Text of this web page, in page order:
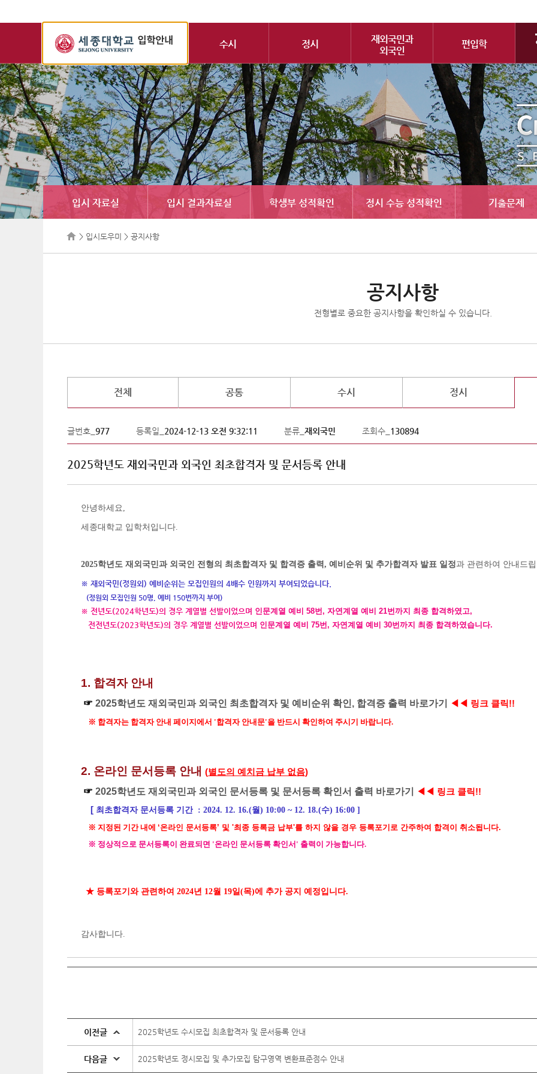
학
교
입
학
정
보
수시 정시
재외국민과
외국인
편입학
입시 자료실 입시 결과자료실 학생부 성적확인 정시 수능 성적확인 기출문제
> 입시도우미 > 공지사항
공지사항
전형별로 중요한 공지사항을 확인하실 수 있습니다.
전체 공통 수시 정시
글번호_ 977 등록일_ 2024-12-13 오전 9:32:11 분류_ 재외국민 조회수_ 130894
2025학년도 재외국민과 외국인 최초합격자 및 문서등록 안내
안녕하세요,
세종대학교 입학처입니다.
2025학년도 재외국민과 외국인 전형의 최초합격자 및 합격증 출력, 예비순위 및 추가합격자 발표 일정과 관련하여 안내드
※ 재외국민(정원외) 예비순위는 모집인원의 4배수 인원까지 부여되었습니다.
(정원외 모집인원 50명, 예비 150번까지 부여)
※ 전년도(2024학년도)의 경우 계열별 선발이었으며 인문계열 예비 58번, 자연계열 예비 21번까지 최종 합격하였고,
전전년도(2023학년도)의 경우 계열별 선발이었으며 인문계열 예비 75번, 자연계열 예비 30번까지 최종 합격하였습니다.
1. 합격자 안내
☞ 2025학년도 재외국민과 외국인 최초합격자 및 예비순위 확인, 합격증 출력 바로가기 ◀ ◀ 링크 클릭!!
※ 합격자는 합격자 안내 페이지에서 '합격자 안내문'을 반드시 확인하여 주시기 바랍니다.
2. 온라인 문서등록 안내 (별도의 예치금 납부 없음)
☞ 2025학년도 재외국민과 외국인 문서등록 및 문서등록 확인서 출력 바로가기 ◀ ◀ 링크 클릭!!
[ 최초합격자 문서등록 기간 : 2024. 12. 16.(월) 10:00 ~ 12. 18.(수) 16:00 ]
※ 지정된 기간 내에 ‘온라인 문서등록’ 및 '최종 등록금 납부'를 하지 않을 경우 등록포기로 간주하여 합격이 취소됩니다.
※ 정상적으로 문서등록이 완료되면 '온라인 문서등록 확인서' 출력이 가능합니다.
★ 등록포기와 관련하여 2024년 12월 19일(목)에 추가 공지 예정입니다.
감사합니다.
이전글 2025학년도 수시모집 최초합격자 및 문서등록 안내
다음글 2025학년도 정시모집 및 추가모집 탐구영역 변환표준점수 안내